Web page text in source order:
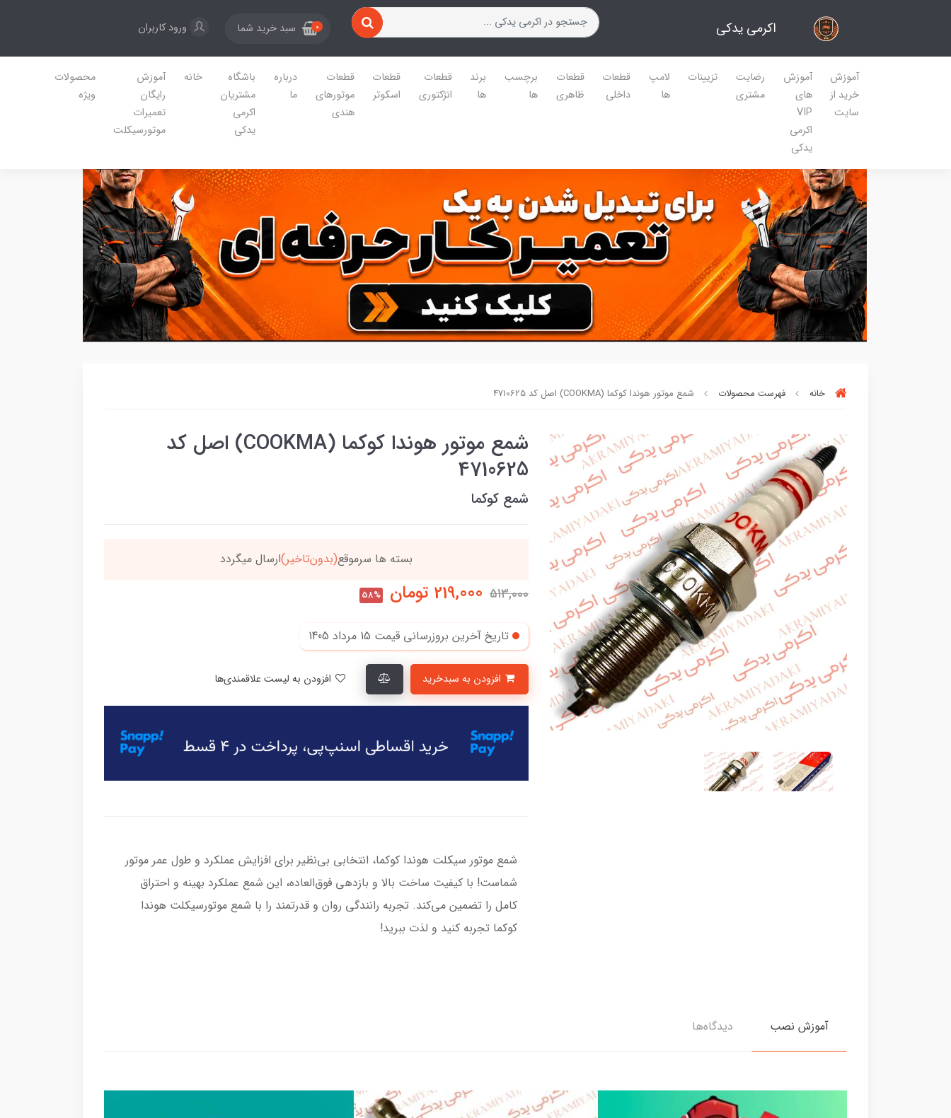
اکرمی یدکی 0 سبد خرید شما ورود کاربران
آموزش
خرید از
سایت
آموزش
های
VIP
اکرمی
یدکی
رضایت
مشتری
تزیینات
لامپ
ها
قطعات
داخلی
قطعات
ظاهری
برچسب
ها
برند
ها
قطعات
انژکتوری
قطعات
اسکوتر
قطعات
موتورهای
هندی
درباره
ما
باشگاه
مشتریان
اکرمی
یدکی
خانه
آموزش
رایگان
تعمیرات
موتورسیکلت
محصولات
ویژه
خانه فهرست محصولات شمع موتور هوندا کوکما (COOKMA) اصل کد 4710625
شمع موتور هوندا کوکما (COOKMA) اصل کد
4710625
شمع کوکما
بسته ها سرموقع(بدون‌تاخیر)ارسال میگردد خریدتو به5میلیون برسون،ارسالت‌رایگانه
513,000
219,000 تومان 58%
تاریخ آخرین بروزرسانی قیمت 15 مرداد 1405
شمع موتور سیکلت هوندا کوکما، انتخابی بی‌نظیر برای افزایش عملکرد و طول عمر موتور
شماست! با کیفیت ساخت بالا و بازدهی فوق‌العاده، این شمع عملکرد بهینه و احتراق
کامل را تضمین می‌کند. تجربه رانندگی روان و قدرتمند را با شمع موتورسیکلت هوندا
کوکما تجربه کنید و لذت ببرید!
آموزش نصب دیدگاه‌ها